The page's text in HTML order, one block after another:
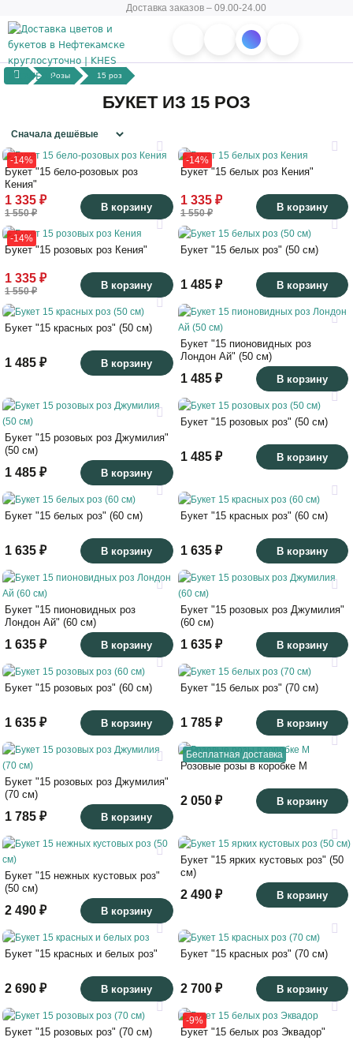
Доставка заказов – 09.00-24.00
Розы 15 роз
БУКЕТ ИЗ 15 РОЗ
-14%
Букет "15 бело-розовых роз
Кения"
1 335 ₽
1 550 ₽ В корзину
-14%
Букет "15 белых роз Кения"
1 335 ₽
1 550 ₽ В корзину
-14%
Букет "15 розовых роз Кения"
1 335 ₽
1 550 ₽ В корзину
Букет "15 белых роз" (50 см)
1 485 ₽ В корзину
Букет "15 красных роз" (50 см)
1 485 ₽ В корзину
Букет "15 пионовидных роз
Лондон Ай" (50 см)
1 485 ₽ В корзину
Букет "15 розовых роз Джумилия"
(50 см)
1 485 ₽ В корзину
Букет "15 розовых роз" (50 см)
1 485 ₽ В корзину
Букет "15 белых роз" (60 см)
1 635 ₽ В корзину
Букет "15 красных роз" (60 см)
1 635 ₽ В корзину
Букет "15 пионовидных роз
Лондон Ай" (60 см)
1 635 ₽ В корзину
Букет "15 розовых роз Джумилия"
(60 см)
1 635 ₽ В корзину
Букет "15 розовых роз" (60 см)
1 635 ₽ В корзину
Букет "15 белых роз" (70 см)
1 785 ₽ В корзину
Букет "15 розовых роз Джумилия"
(70 см)
1 785 ₽ В корзину
Бесплатная доставка
Розовые розы в коробке M
2 050 ₽ В корзину
Букет "15 нежных кустовых роз"
(50 см)
2 490 ₽ В корзину
Букет "15 ярких кустовых роз" (50
см)
2 490 ₽ В корзину
Букет "15 красных и белых роз"
2 690 ₽ В корзину
Букет "15 красных роз" (70 см)
2 700 ₽ В корзину
Букет "15 розовых роз" (70 см)
-9%
Букет "15 белых роз Эквадор"